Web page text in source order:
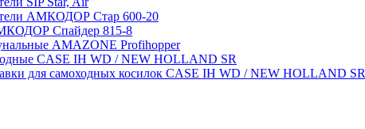
АМКОДОР Стар 600-20
Спайдер 815-8
AMAZONE Profihopper
CASE IH WD / NEW HOLLAND SR
для самоходных косилок CASE IH WD / NEW HOLLAND SR